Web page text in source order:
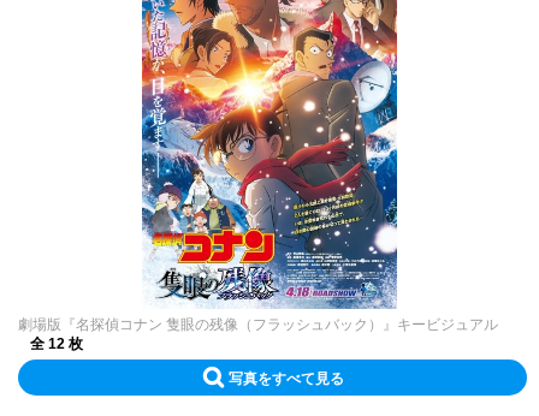
劇場版『名探偵コナン 隻眼の残像（フラッシュバック）』キービジュアル
全 12 枚
写真をすべて見る